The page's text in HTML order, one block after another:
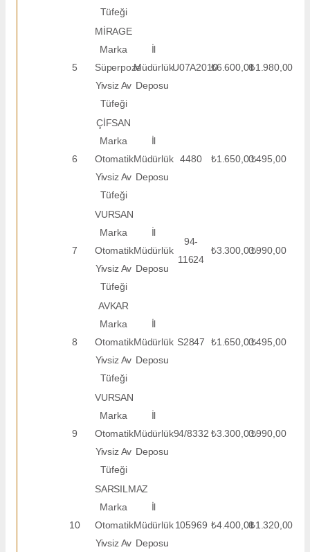
Tüfeği
5
MİRAGE
Marka
Süperpoze
Yivsiz Av
Tüfeği
İl
Müdürlük
Deposu
U07A2010₺6.600,00₺1.980,00
6
ÇİFSAN
Marka
Otomatik
Yivsiz Av
Tüfeği
İl
Müdürlük
Deposu
4480 ₺1.650,00₺495,00
7
VURSAN
Marka
Otomatik
Yivsiz Av
Tüfeği
İl
Müdürlük
Deposu
94-
11624
₺3.300,00₺990,00
8
AVKAR
Marka
Otomatik
Yivsiz Av
Tüfeği
İl
Müdürlük
Deposu
S2847 ₺1.650,00₺495,00
9
VURSAN
Marka
Otomatik
Yivsiz Av
Tüfeği
İl
Müdürlük
Deposu
94/8332 ₺3.300,00₺990,00
10
SARSILMAZ
Marka
Otomatik
Yivsiz Av
İl
Müdürlük
Deposu
105969 ₺4.400,00₺1.320,00